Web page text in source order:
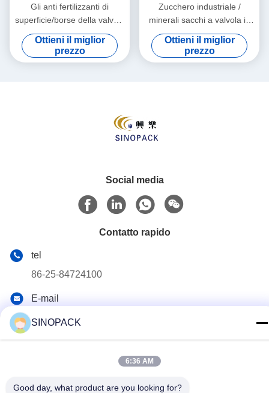
Gli anti fertilizzanti di
superficie/borse della valvola
PE sale/delle derrate
alimentari dello scorrevole si
chiudono automaticamente
Ottieni il miglior
prezzo
Zucchero industriale /
minerali sacchi a valvola in
PE con open top & M
tassello
Ottieni il miglior
prezzo
Social media
Contatto rapido
tel
86-25-84724100
E-mail
Palazzo di RM.1607 Zhenghong, no. 38 Hongwu RD,
Nanchino 210001, Cina
SINOPACK
6:36 AM
Good day, what product are you looking for?